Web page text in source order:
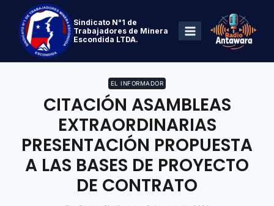
Sindicato N°1 de
Trabajadores de Minera
Escondida LTDA.
EL INFORMADOR
CITACIÓN ASAMBLEAS
EXTRAORDINARIAS
PRESENTACIÓN PROPUESTA
A LAS BASES DE PROYECTO
DE CONTRATO